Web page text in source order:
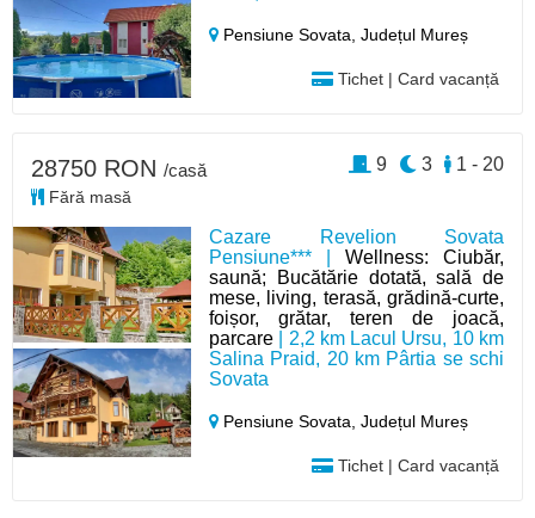
Pensiune Sovata,Județul Mureș
Tichet | Card vacanță
Cazare Revelion Sovata
Pensiune*** |Wellness: Ciubăr,
saună; Bucătărie dotată, sală de
mese, living, terasă, grădină-curte,
foișor, grătar, teren de joacă,
parcare | 2,2 km Lacul Ursu, 10 km
Salina Praid, 20 km Pârtia se schi
Sovata
Pensiune Sovata,Județul Mureș
Tichet | Card vacanță
28750 RON /casă
Fără masă
1 - 20
3
9